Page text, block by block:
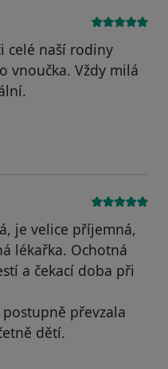
celé naší rodiny
vnoučka. Vždy milá
Váš účet byl odstraněn
je velice příjemná,
lékařka. Ochotná
a čekací doba při
převzala
dětí.